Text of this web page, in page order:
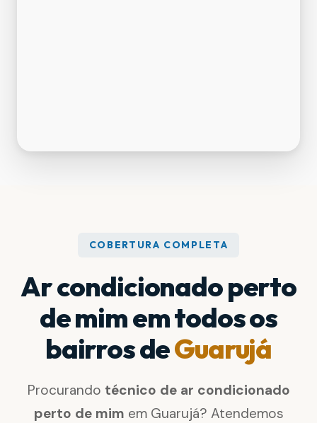
COBERTURA COMPLETA
Ar condicionado perto
de mim em todos os
bairros deGuarujá
Procurando técnico de ar condicionado
perto de mim em Guarujá? Atendemos